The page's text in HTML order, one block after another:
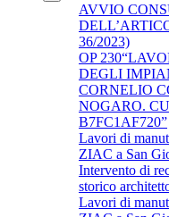
AVVIO
36/2023)
OP
DEGLI
CORNELIO
NOGARO.
B7FC1AF720”
Lavori di
ZIAC a San
Intervento di
storico
Lavori di